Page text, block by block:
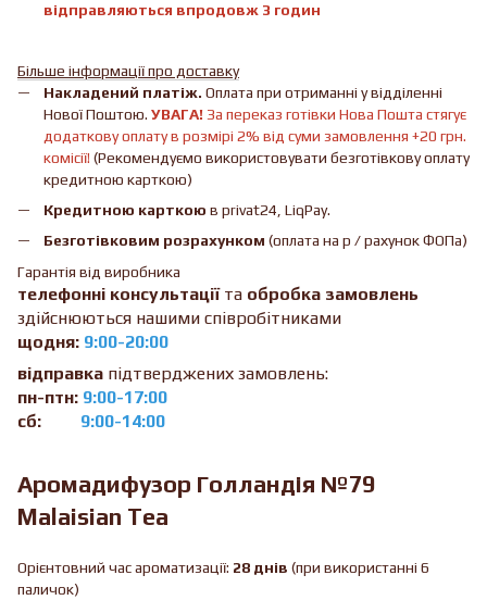
відправляються впродовж 3 годин
Більше інформації про доставку
Накладений платіж. Оплата при отриманні у відділенні
Нової Поштою. УВАГА! За переказ готівки Нова Пошта стягує
додаткову оплату в розмірі 2% від суми замовлення +20 грн.
комісії! (Рекомендуємо використовувати безготівкову оплату
кредитною карткою)
Кредитною карткою в privat24, LiqPay.
Безготівковим розрахунком (оплата на р / рахунок ФОПа)
Гарантія від виробника
телефонні консультації та обробка замовлень
здійснюються нашими співробітниками
щодня: 9:00-20:00
відправка підтверджених замовлень:
пн-птн: 9:00-17:00
сб:
9:00-14:00
Аромадифузор Голландія №79
Malaisian Tea
Орієнтовний час ароматизації: 28 днів (при використанні 6
паличок)